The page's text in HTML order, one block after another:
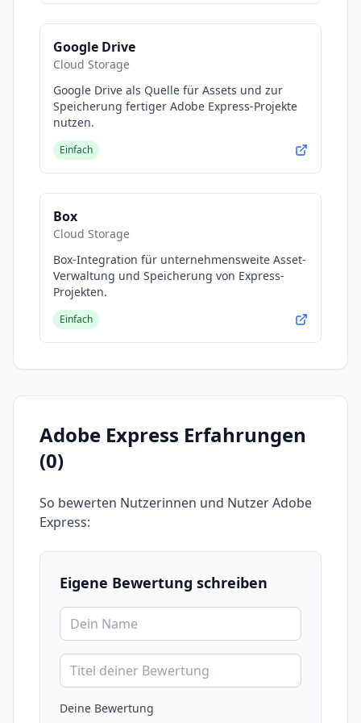
Google Drive
Cloud Storage
Google Drive als Quelle für Assets und zur
Speicherung fertiger Adobe Express-Projekte
nutzen.
Einfach
Box
Cloud Storage
Box-Integration für unternehmensweite Asset-
Verwaltung und Speicherung von Express-
Projekten.
Einfach
Adobe Express Erfahrungen
(0)
So bewerten Nutzerinnen und NutzerAdobe
Express:
Eigene Bewertung schreiben
Deine Bewertung